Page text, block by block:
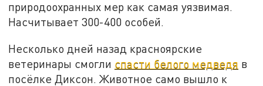
природоохранных мер как самая уязвимая.
Насчитывает 300-400 особей.
Несколько дней назад красноярские
ветеринары смогли спасти белого медведя в
посёлке Диксон. Животное само вышло к